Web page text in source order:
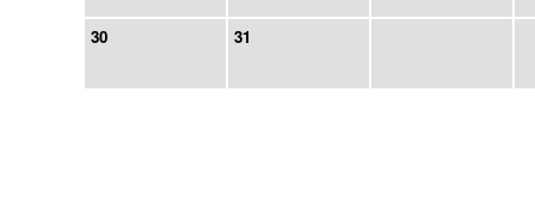
30 31